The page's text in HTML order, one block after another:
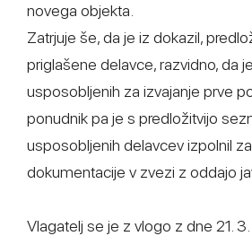
novega objekta.
Zatrjuje še, da je iz dokazil,
priglašene delavce, razvidno, da
usposobljenih za izvajanje prve
ponudnik pa je s predložitvijo
usposobljenih delavcev izpolnil
dokumentacije v zvezi z oddajo
Vlagatelj se je z vlogo z dne 21.